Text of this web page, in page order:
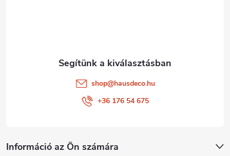
Információ az Ön számára
shop@hausdeco.hu
+36 176 54 675